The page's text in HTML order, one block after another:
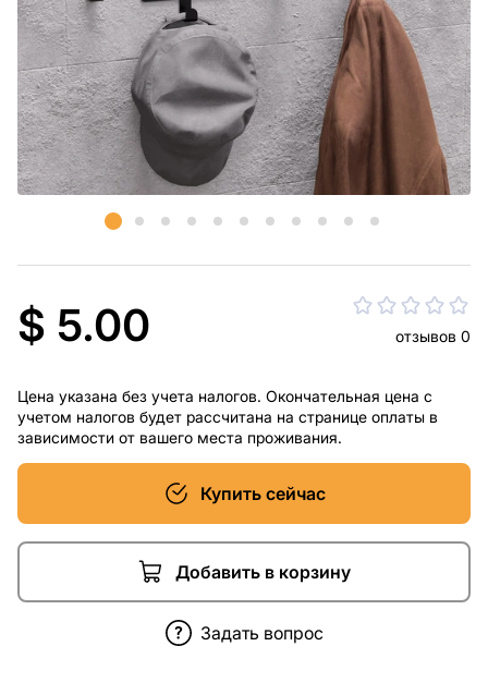
$ 5.00 отзывов 0
Цена указана без учета налогов. Окончательная цена с
учетом налогов будет рассчитана на странице оплаты в
зависимости от вашего места проживания.
Купить сейчас
Добавить в корзину
Задать вопрос